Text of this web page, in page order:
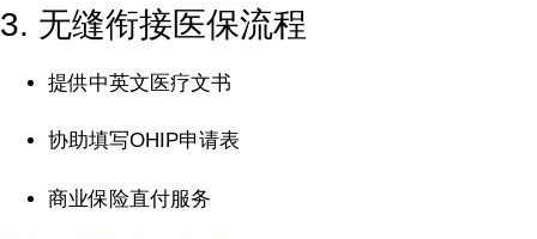
3. 无缝衔接医保流程
提供中英文医疗文书
协助填写OHIP申请表
商业保险直付服务